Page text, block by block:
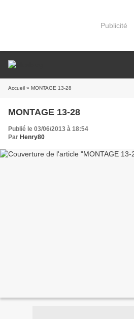
Publicité
Accueil » MONTAGE 13-28
MONTAGE 13-28
Publié le 03/06/2013 à 18:54
Par Henry80